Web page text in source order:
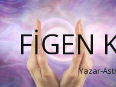
FIGEN
Yazar-